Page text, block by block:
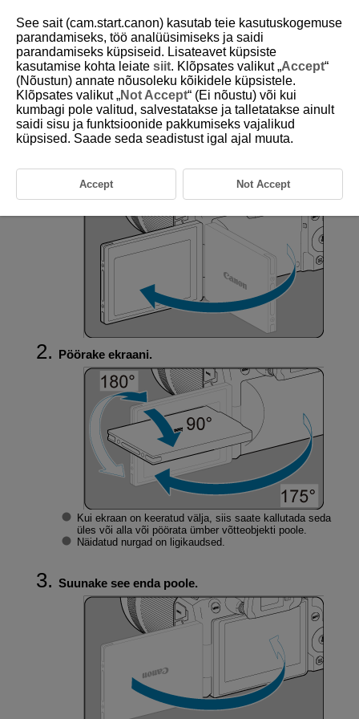
D180-017
Ekraani kasutamine
Ekraani suund ja kaldenurk on muudetav.
Tõmmake ekraan välja.
Pöörake ekraani.
Kui ekraan on keeratud välja, siis saate kallutada seda
üles või alla või pöörata ümber võtteobjekti poole.
Näidatud nurgad on ligikaudsed.
Suunake see enda poole.
See sait (cam.start.canon) kasutab teie kasutuskogemuse
parandamiseks, töö analüüsimiseks ja saidi
parandamiseks küpsiseid. Lisateavet küpsiste
kasutamise kohta leiate siit. Klõpsates valikut „Accept“
(Nõustun) annate nõusoleku kõikidele küpsistele.
Klõpsates valikut „Not Accept“ (Ei nõustu) või kui
kumbagi pole valitud, salvestatakse ja talletatakse ainult
saidi sisu ja funktsioonide pakkumiseks vajalikud
küpsised. Saade seda seadistust igal ajal muuta.
Accept Not Accept